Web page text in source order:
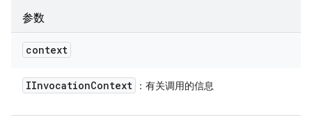
参数
context
IInvocationContext ：有关调用的信息